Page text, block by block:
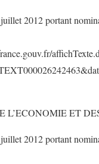
2012 portant
L’ECONOMIE ET
2012 portant